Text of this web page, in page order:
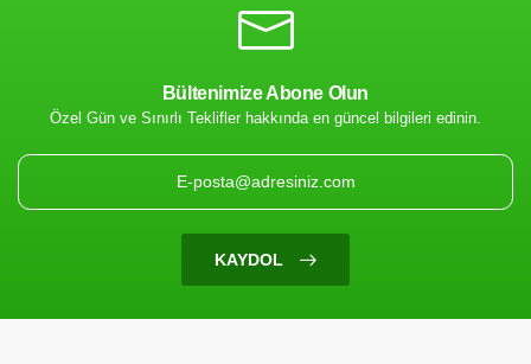
Filtrenize Uygun
Ürün Bulunamadı
Bültenimize Abone Olun
Özel Gün ve Sınırlı Teklifler hakkında en güncel bilgileri edinin.
KAYDOL